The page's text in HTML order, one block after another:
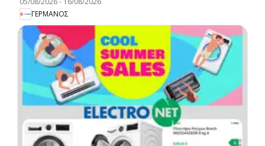
ΓΕΡΜΑΝΟΣ